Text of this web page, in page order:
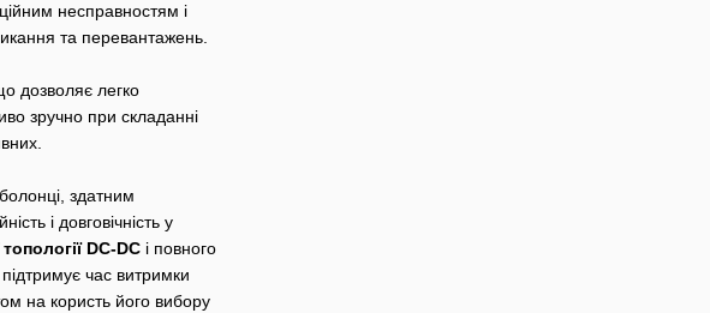
несправностям і
та перевантажень.
дозволяє легко
зручно при складанні
здатним
і довговічність у
DC-DC і повного
час витримки
на користь його вибору